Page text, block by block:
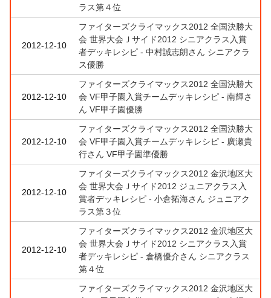
ラス第４位
2012-12-10
ファイターズクライマックス2012 全国決勝大
会 世界大会Ｊサイド2012 シニアクラス入賞
者デッキレシピ - 中村誠志朗さん シニアクラ
ス優勝
2012-12-10
ファイターズクライマックス2012 全国決勝大
会 VF甲子園入賞チームデッキレシピ - 南輝さ
ん VF甲子園優勝
2012-12-10
ファイターズクライマックス2012 全国決勝大
会 VF甲子園入賞チームデッキレシピ - 廣瀬貴
行さん VF甲子園準優勝
2012-12-10
ファイターズクライマックス2012 金沢地区大
会 世界大会Ｊサイド2012 ジュニアクラス入
賞者デッキレシピ - 小倉拓海さん ジュニアク
ラス第３位
2012-12-10
ファイターズクライマックス2012 金沢地区大
会 世界大会Ｊサイド2012 シニアクラス入賞
者デッキレシピ - 倉橋優介さん シニアクラス
第４位
ファイターズクライマックス2012 金沢地区大